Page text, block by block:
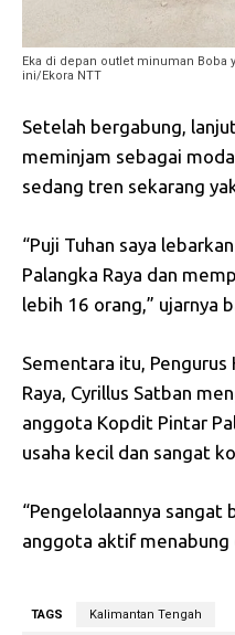
Eka di depan outlet minuman Boba
ini/Ekora NTT
Setelah bergabung,
meminjam sebagai
sedang tren sekarang
“Puji Tuhan saya
Palangka Raya dan
lebih 16 orang,” ujarnya
Sementara itu, Pengurus
Raya, Cyrillus Satban
anggota Kopdit Pintar
usaha kecil dan sangat
“Pengelolaannya sangat
anggota aktif menabung
TAGS Kalimantan Tengah